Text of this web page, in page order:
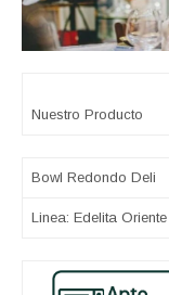
Nuestro Producto
Bowl Redondo Deli
Linea: Edelita Oriente